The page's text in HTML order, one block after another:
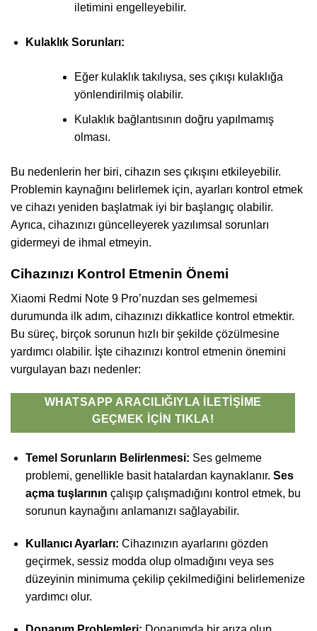
iletimini engelleyebilir.
Kulaklık Sorunları:
Eğer kulaklık takılıysa, ses çıkışı kulaklığa
yönlendirilmiş olabilir.
Kulaklık bağlantısının doğru yapılmamış
olması.
Bu nedenlerin her biri, cihazın ses çıkışını etkileyebilir.
Problemin kaynağını belirlemek için, ayarları kontrol etmek
ve cihazı yeniden başlatmak iyi bir başlangıç olabilir.
Ayrıca, cihazınızı güncelleyerek yazılımsal sorunları
gidermeyi de ihmal etmeyin.
Cihazınızı Kontrol Etmenin Önemi
Xiaomi Redmi Note 9 Pro’nuzdan ses gelmemesi
durumunda ilk adım, cihazınızı dikkatlice kontrol etmektir.
Bu süreç, birçok sorunun hızlı bir şekilde çözülmesine
yardımcı olabilir. İşte cihazınızı kontrol etmenin önemini
vurgulayan bazı nedenler:
WHATSAPP ARACILIĞIYLA İLETIŞIME
GEÇMEK İÇIN TIKLA!
Temel Sorunların Belirlenmesi: Ses gelmeme
problemi, genellikle basit hatalardan kaynaklanır. Ses
açma tuşlarının çalışıp çalışmadığını kontrol etmek, bu
sorunun kaynağını anlamanızı sağlayabilir.
Kullanıcı Ayarları: Cihazınızın ayarlarını gözden
geçirmek, sessiz modda olup olmadığını veya ses
düzeyinin minimuma çekilip çekilmediğini belirlemenize
yardımcı olur.